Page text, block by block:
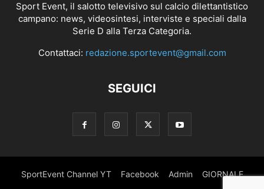
Sport Event, il salotto televisivo sul calcio dilettantistico
campano: news, videosintesi, interviste e speciali dalla
Serie D alla Terza Categoria.
Contattaci: redazione.sportevent@gmail.com
SEGUICI
SportEvent Channel YT Facebook Admin GIORNALE